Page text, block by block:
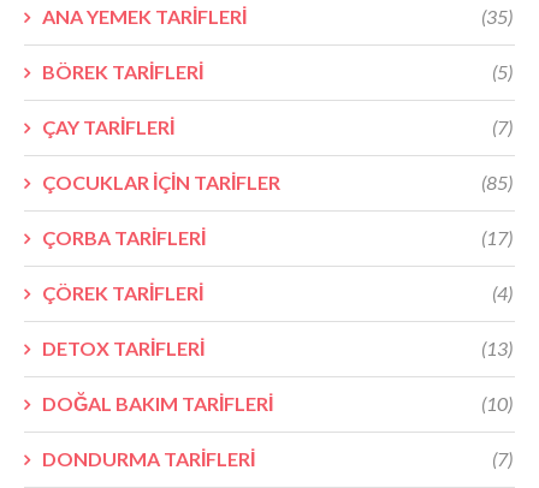
ANA YEMEK TARİFLERİ (35)
BÖREK TARİFLERİ (5)
ÇAY TARİFLERİ (7)
ÇOCUKLAR İÇİN TARİFLER (85)
ÇORBA TARİFLERİ (17)
ÇÖREK TARİFLERİ (4)
DETOX TARİFLERİ (13)
DOĞAL BAKIM TARİFLERİ (10)
DONDURMA TARİFLERİ (7)